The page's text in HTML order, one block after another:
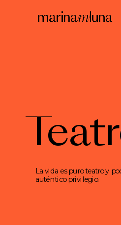
La vida es puro teatro y
auténtico privilegio.